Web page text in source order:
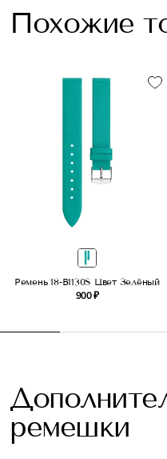
Похожие
Ремень 18-B1130S Цвет Зелёный
900 ₽
ремешки